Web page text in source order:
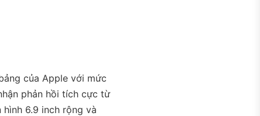
của Apple với mức
phản hồi tích cực từ
6.9 inch rộng và